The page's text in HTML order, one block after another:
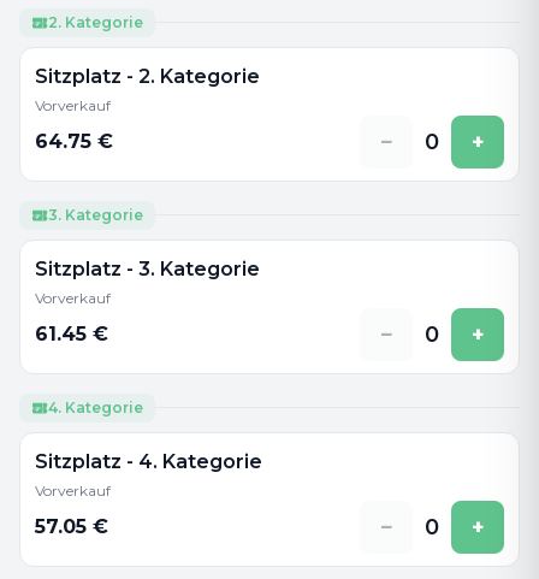
2. Kategorie
Sitzplatz - 2. Kategorie
Vorverkauf
64.75 € − 0 +
3. Kategorie
Sitzplatz - 3. Kategorie
Vorverkauf
61.45 € − 0 +
4. Kategorie
Sitzplatz - 4. Kategorie
Vorverkauf
57.05 € − 0 +